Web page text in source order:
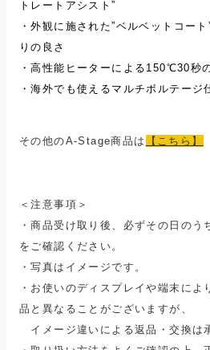
トレートアシスト”
・外観に施された”ベルベットコー
りの良さ
・高性能ヒーターによる150℃30秒
・海外でも使えるマルチボルテージ
その他のA-Stage商品は 【こちら】
＜注意事項＞
・商品受け取り後、必ずその日のう
をご確認ください。
・写真はイメージです。
・お使いのディスプレイや端末によ
品と異なることがございますが、
イメージ違いによる返品・交換は